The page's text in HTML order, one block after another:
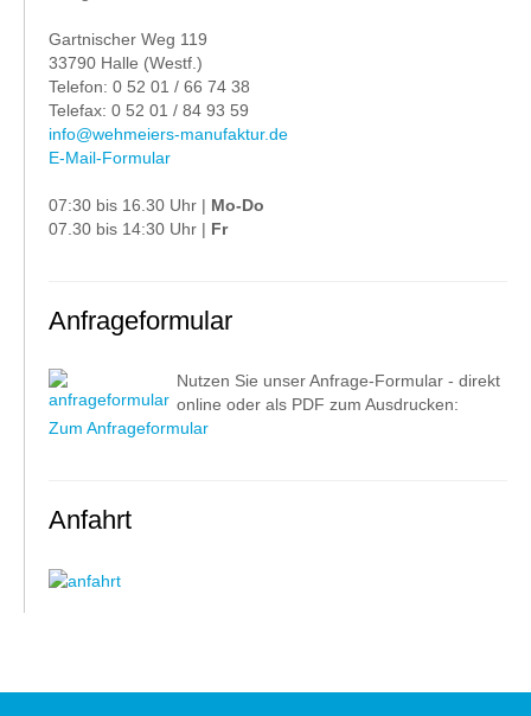
Gartnischer Weg 119
33790 Halle (Westf.)
Telefon: 0 52 01 / 66 74 38
Telefax: 0 52 01 / 84 93 59
info@wehmeiers-manufaktur.de
E-Mail-Formular
07:30 bis 16.30 Uhr | Mo-Do
07.30 bis 14:30 Uhr | Fr
Anfrageformular
Nutzen Sie unser Anfrage-Formular - direkt
online oder als PDF zum Ausdrucken:
Zum Anfrageformular
Anfahrt